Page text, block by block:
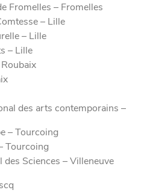
Fromelles – Fromelles
– Lille
– Lille
– Lille
des arts contemporains –
– Tourcoing
Tourcoing
Sciences – Villeneuve